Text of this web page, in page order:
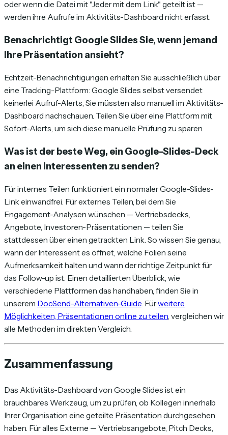
oder wenn die Datei mit "Jeder mit dem Link" geteilt ist —
werden ihre Aufrufe im Aktivitäts-Dashboard nicht erfasst.
Benachrichtigt Google Slides Sie, wenn jemand
Ihre Präsentation ansieht?
Echtzeit-Benachrichtigungen erhalten Sie ausschließlich über
eine Tracking-Plattform: Google Slides selbst versendet
keinerlei Aufruf-Alerts, Sie müssten also manuell im Aktivitäts-
Dashboard nachschauen. Teilen Sie über eine Plattform mit
Sofort-Alerts, um sich diese manuelle Prüfung zu sparen.
Was ist der beste Weg, ein Google-Slides-Deck
an einen Interessenten zu senden?
Für internes Teilen funktioniert ein normaler Google-Slides-
Link einwandfrei. Für externes Teilen, bei dem Sie
Engagement-Analysen wünschen — Vertriebsdecks,
Angebote, Investoren-Präsentationen — teilen Sie
stattdessen über einen getrackten Link. So wissen Sie genau,
wann der Interessent es öffnet, welche Folien seine
Aufmerksamkeit halten und wann der richtige Zeitpunkt für
das Follow-up ist. Einen detaillierten Überblick, wie
verschiedene Plattformen das handhaben, finden Sie in
unserem DocSend-Alternativen-Guide. Fürweitere
Möglichkeiten, Präsentationen online zu teilen, vergleichen wir
alle Methoden im direkten Vergleich.
Zusammenfassung
Das Aktivitäts-Dashboard von Google Slides ist ein
brauchbares Werkzeug, um zu prüfen, ob Kollegen innerhalb
Ihrer Organisation eine geteilte Präsentation durchgesehen
haben. Für alles Externe — Vertriebsangebote, Pitch Decks,